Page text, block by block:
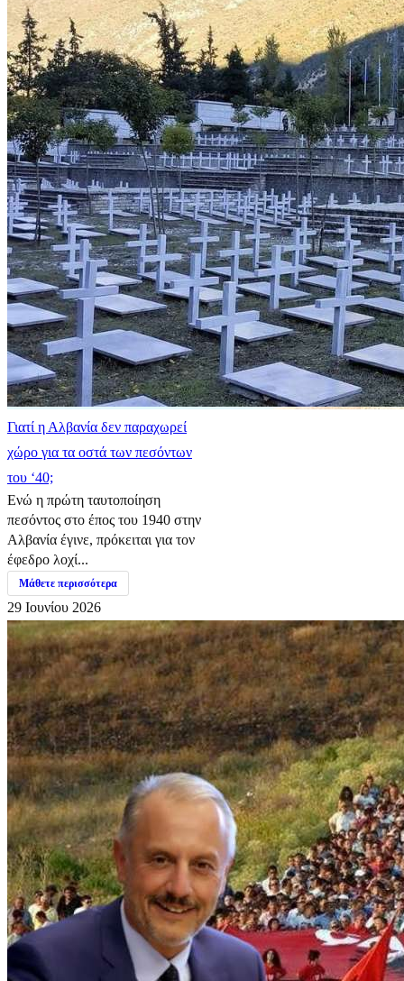
Γιατί η Αλβανία δεν παραχωρεί
χώρο για τα οστά των πεσόντων
του ‘40;
Ενώ η πρώτη ταυτοποίηση
πεσόντος στο έπος του 1940 στην
Αλβανία έγινε, πρόκειται για τον
έφεδρο λοχί...
Μάθετε περισσότερα
29 Ιουνίου 2026